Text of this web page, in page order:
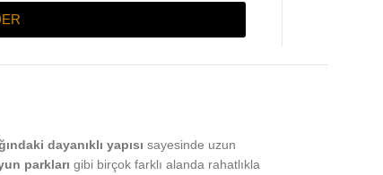
dayanıklı yapısı sayesinde uzun
parkları gibi birçok farklı alanda rahatlıkla